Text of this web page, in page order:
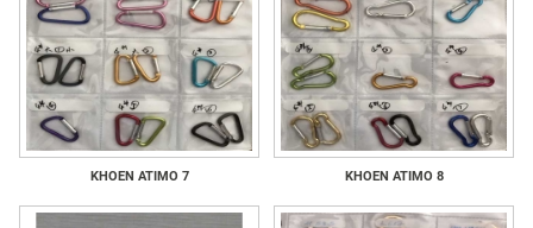
KHOEN ATIMO 7 KHOEN ATIMO 8